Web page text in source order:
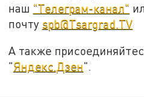
наш "Телеграм-канал"
почту spb@Tsargrad.TV
А также
"Яндекс.Дзен".